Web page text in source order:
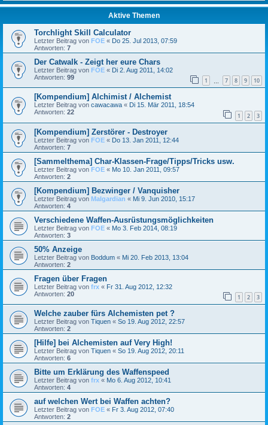
Aktive Themen
Torchlight Skill Calculator
Letzter Beitrag von FOE « Do 25. Jul 2013, 07:59
Antworten: 7
Der Catwalk - Zeigt her eure Chars
Letzter Beitrag von FOE « Di 2. Aug 2011, 14:02
Antworten: 99 1 7 8 9 10
[Kompendium] Alchimist / Alchemist
Letzter Beitrag von cawacawa « Di 15. Mär 2011, 18:54
Antworten: 22 1 2 3
[Kompendium] Zerstörer - Destroyer
Letzter Beitrag von FOE « Do 13. Jan 2011, 12:44
Antworten: 7
[Sammelthema] Char-Klassen-Frage/Tipps/Tricks usw.
Letzter Beitrag von FOE « Mo 10. Jan 2011, 09:57
Antworten: 2
[Kompendium] Bezwinger / Vanquisher
Letzter Beitrag von Malgardian « Mi 9. Jun 2010, 15:17
Antworten: 4
Verschiedene Waffen-Ausrüstungsmöglichkeiten
Letzter Beitrag von FOE « Mo 3. Feb 2014, 08:19
Antworten: 3
50% Anzeige
Letzter Beitrag von Boddum « Mi 20. Feb 2013, 13:04
Antworten: 2
Fragen über Fragen
Letzter Beitrag von frx « Fr 31. Aug 2012, 12:32
Antworten: 20 1 2 3
Welche zauber fürs Alchemisten pet ?
Letzter Beitrag von Tiquen « So 19. Aug 2012, 22:57
Antworten: 2
[Hilfe] bei Alchemisten auf Very High!
Letzter Beitrag von Tiquen « So 19. Aug 2012, 20:11
Antworten: 6
Bitte um Erklärung des Waffenspeed
Letzter Beitrag von frx « Mo 6. Aug 2012, 10:41
Antworten: 4
auf welchen Wert bei Waffen achten?
Letzter Beitrag von FOE « Fr 3. Aug 2012, 07:40
Antworten: 2